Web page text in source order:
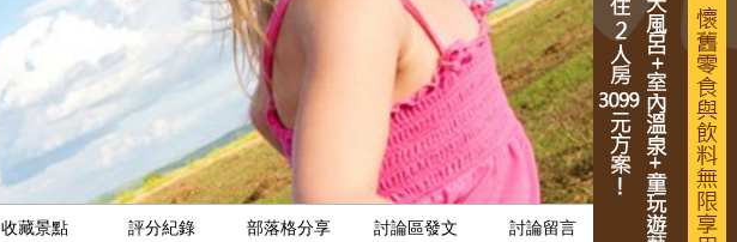
收藏景點
評分紀錄
部落格分享
討論區發文
討論留言